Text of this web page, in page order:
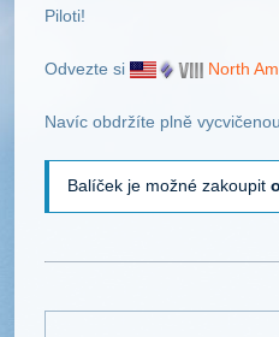
Piloti!
Odvezte si North
Navíc obdržíte plně
Balíček je možné zakoupit